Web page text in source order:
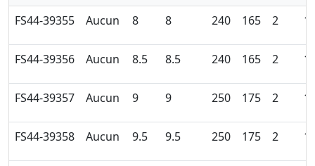
FS44-39355 Aucun 8 8 240 165 2 1
FS44-39356 Aucun 8.5 8.5 240 165 2 1
FS44-39357 Aucun 9 9 250 175 2 1
FS44-39358 Aucun 9.5 9.5 250 175 2 1